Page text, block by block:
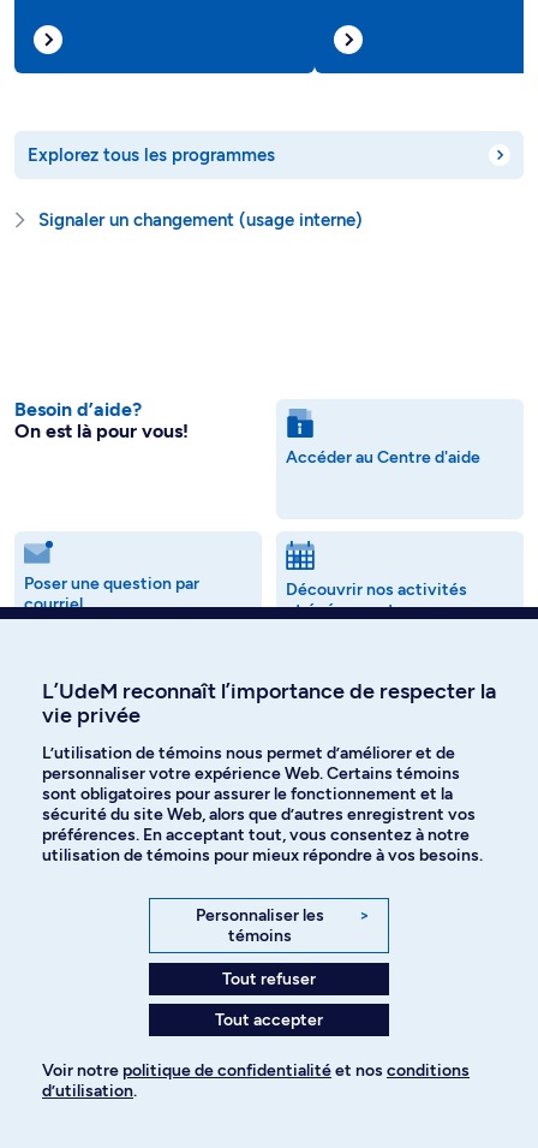
Explorez tous les programmes
Signaler un changement (usage interne)
Besoin d’aide?
On est là pour vous!
Accéder au Centre d'aide
Poser une question par
courriel
Découvrir nos activités
et événements
Communiquer avec nous
par téléphone
Recevez nos trucs et conseils sur
l’admission et les études à l’UdeM
L’UdeM reconnaît l’importance de respecter la
vie privée
L’utilisation de témoins nous permet d’améliorer et de
personnaliser votre expérience Web. Certains témoins
sont obligatoires pour assurer le fonctionnement et la
sécurité du site Web, alors que d’autres enregistrent vos
préférences. En acceptant tout, vous consentez à notre
utilisation de témoins pour mieux répondre à vos besoins.
Personnaliser les
témoins
>
Tout refuser
Tout accepter
Voir notre politique de confidentialitéet nos conditions
d’utilisation.